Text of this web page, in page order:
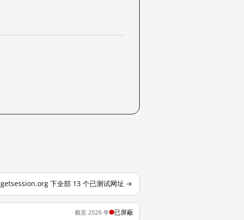
getsession.org 下全部 13 个已测试网址 →
截至 2026 年 已屏蔽